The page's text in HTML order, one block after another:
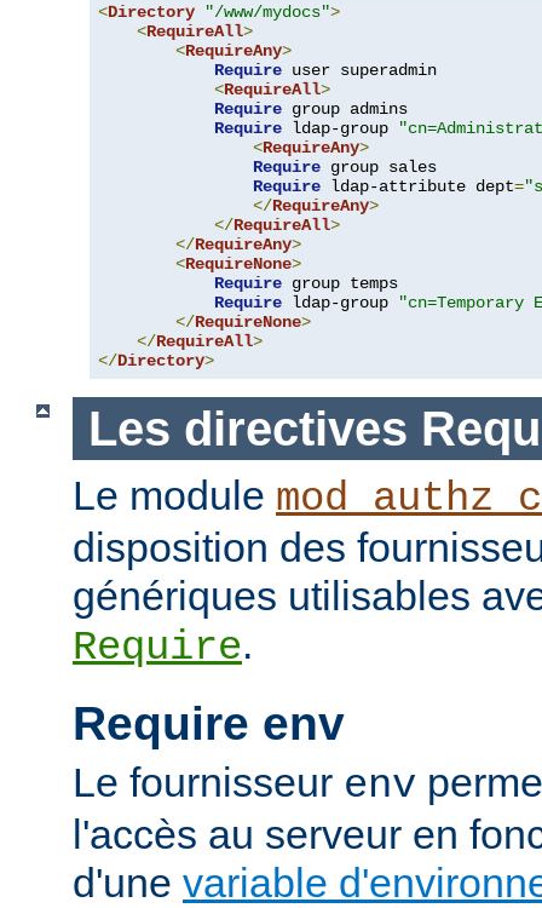
<Directory "/www/mydocs">
<RequireAll>
<RequireAny>
Require user superadmin
<RequireAll>
Require group admins
Require ldap-group
<RequireAny>
Require group sales
Require ldap-attribute dept=
</RequireAny>
</RequireAll>
</RequireAny>
<RequireNone>
Require group temps
Require ldap-group
"cn=Temporary
</RequireNone>
</RequireAll>
</Directory>
Les directives
Le module
disposition des
génériques utilisables
Require.
Require env
Le fournisseur env
l'accès au serveur en
d'une variable